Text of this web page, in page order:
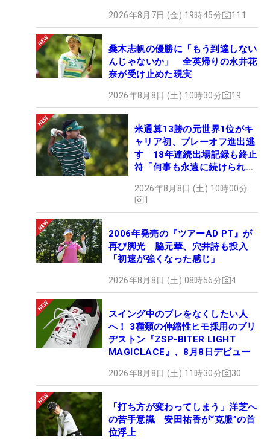
2026年8月7日 (金) 19時45分 111
桑木志帆の優勝に「もう到達しない
んじゃないか」 全英帰りの永井花
奈が受け止めた現実
2026年8月8日 (土) 10時30分 19
米通算13勝の元世界1位がキ
ャリア初、プレーオフ進出逃
す 18年連続出場記録も終止
符「何事も永遠に続けられな
2026年8月8日 (土) 10時00分
1
2006年発売の『ツアーAD PT』が
再び脚光 脇元華、穴井詩も投入
「初速が強くなった感じ」
2026年8月8日 (土) 08時56分 4
スイング中のブレをなくしたい人
へ！ 3種類の伸縮性ヒモ採用のブリ
ヂストン『ZSP-BITER LIGHT
MAGICLACE』、8月8日デビュー
2026年8月8日 (土) 11時30分 30
「打ち方が変わってしまう」洋芝へ
の苦手意識 安田祐香が“克服”の首
位浮上